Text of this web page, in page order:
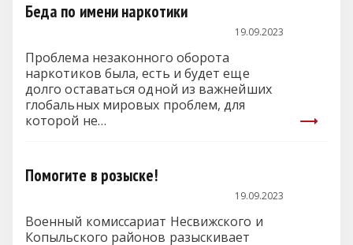
Беда по имени наркотики
19.09.2023
Проблема незаконного оборота
наркотиков была, есть и будет еще
долго оставаться одной из важнейших
глобальных мировых проблем, для
которой не…
Помогите в розыске!
19.09.2023
Военный комиссариат Несвижского и
Копыльского районов разыскивает